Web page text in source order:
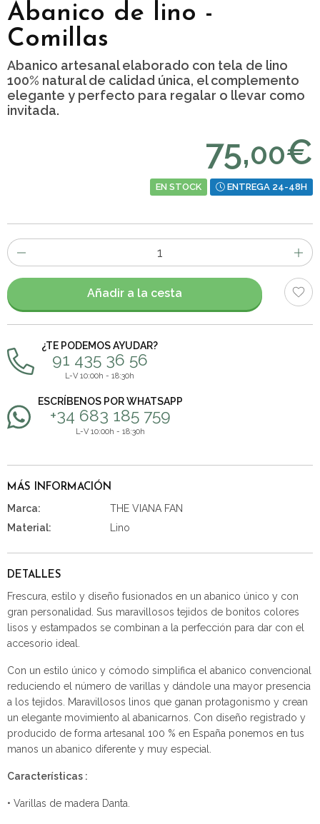
Abanico de lino -
Comillas
Abanico artesanal elaborado con tela de lino
100% natural de calidad única, el complemento
elegante y perfecto para regalar o llevar como
invitada.
75,00€
EN STOCK ENTREGA 24-48H
Número
de
artículos
Añadir a la cesta
¿TE PODEMOS AYUDAR?
91 435 36 56
L-V 10:00h - 18:30h
ESCRÍBENOS POR WHATSAPP
+34 683 185 759
L-V 10:00h - 18:30h
MÁS INFORMACIÓN
Marca:
THE VIANA FAN
Material:
Lino
DETALLES
Frescura, estilo y diseño fusionados en un abanico único y con
gran personalidad. Sus maravillosos tejidos de bonitos colores
lisos y estampados se combinan a la perfección para dar con el
accesorio ideal.
Con un estilo único y cómodo simplifica el abanico convencional
reduciendo el número de varillas y dándole una mayor presencia
a los tejidos. Maravillosos linos que ganan protagonismo y crean
un elegante movimiento al abanicarnos. Con diseño registrado y
producido de forma artesanal 100 % en España ponemos en tus
manos un abanico diferente y muy especial.
Características :
• Varillas de madera Danta.